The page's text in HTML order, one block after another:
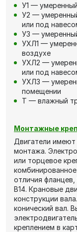
У1 —
У2 —
или под
У3 —
УХЛ1 —
воздухе
УХЛ2 —
или под
УХЛ3 —
помещении
Т — влажный
Монтажные
Двигатели
монтажа.
или торцевое
отличия
В14. Крановые
конструкции
конический вал.
креплением в